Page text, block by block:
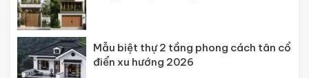
Mẫu biệt thự 2 tầng phong cách tân cổ
điển xu hướng 2026